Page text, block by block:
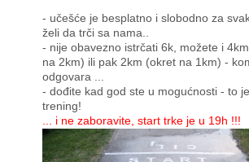
- učešće je besplatno i slobodno za
želi da trči sa nama..
- nije obavezno istrčati 6k, možete i
na 2km) ili pak 2km (okret na 1km) -
odgovara ...
- dođite kad god ste u mogućnosti - to
trening!
... i ne zaboravite, start trke je u 19h !!!